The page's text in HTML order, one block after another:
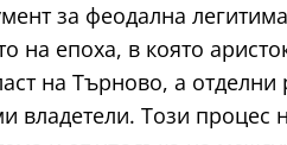
за феодална
на епоха, в която
на Търново, а отделни
владетели. Този процес